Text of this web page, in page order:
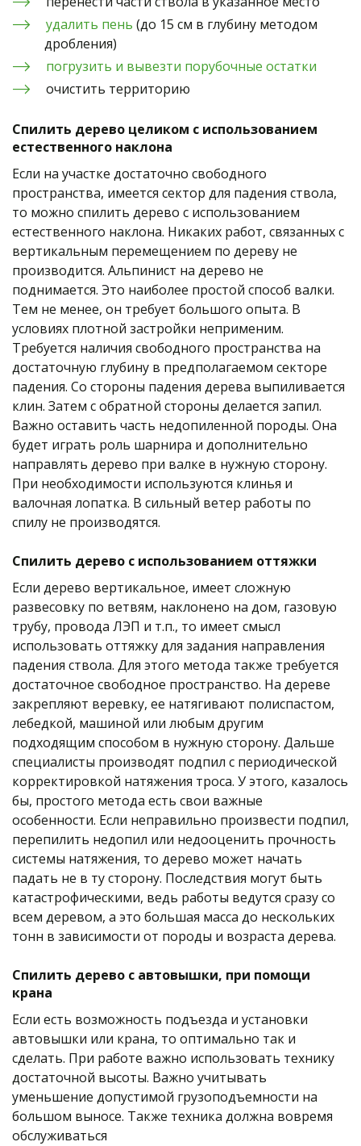
удалить пень (до 15 см в глубину методом
дробления)
погрузить и вывезти порубочные остатки
очистить территорию
Спилить дерево целиком с использованием
естественного наклона
Если на участке достаточно свободного
пространства, имеется сектор для падения ствола,
то можно спилить дерево с использованием
естественного наклона. Никаких работ, связанных с
вертикальным перемещением по дереву не
производится. Альпинист на дерево не
поднимается. Это наиболее простой способ валки.
Тем не менее, он требует большого опыта. В
условиях плотной застройки неприменим.
Требуется наличия свободного пространства на
достаточную глубину в предполагаемом секторе
падения. Со стороны падения дерева выпиливается
клин. Затем с обратной стороны делается запил.
Важно оставить часть недопиленной породы. Она
будет играть роль шарнира и дополнительно
направлять дерево при валке в нужную сторону.
При необходимости используются клинья и
валочная лопатка. В сильный ветер работы по
спилу не производятся.
Спилить дерево с использованием оттяжки
Если дерево вертикальное, имеет сложную
развесовку по ветвям, наклонено на дом, газовую
трубу, провода ЛЭП и т.п., то имеет смысл
использовать оттяжку для задания направления
падения ствола. Для этого метода также требуется
достаточное свободное пространство. На дереве
закрепляют веревку, ее натягивают полиспастом,
лебедкой, машиной или любым другим
подходящим способом в нужную сторону. Дальше
специалисты производят подпил с периодической
корректировкой натяжения троса. У этого, казалось
бы, простого метода есть свои важные
особенности. Если неправильно произвести подпил,
перепилить недопил или недооценить прочность
системы натяжения, то дерево может начать
падать не в ту сторону. Последствия могут быть
катастрофическими, ведь работы ведутся сразу со
всем деревом, а это большая масса до нескольких
тонн в зависимости от породы и возраста дерева.
Спилить дерево с автовышки, при помощи
крана
Если есть возможность подъезда и установки
автовышки или крана, то оптимально так и
сделать. При работе важно использовать технику
достаточной высоты. Важно учитывать
уменьшение допустимой грузоподъемности на
большом выносе. Также техника должна вовремя
обслуживаться